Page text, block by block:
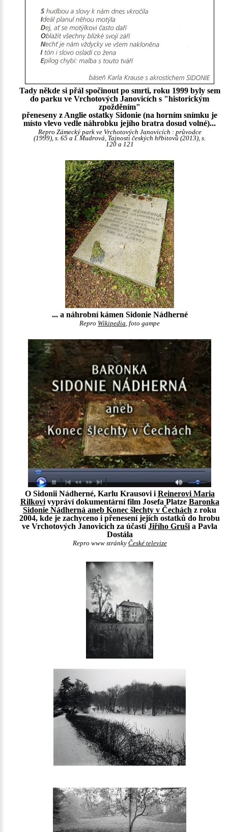
Tady někde si přál spočinout po smrti, roku 1999 byly sem
do parku ve Vrchotových Janovicích s "historickým
zpožděním"
přeneseny z Anglie ostatky Sidonie (na horním snímku je
místo vlevo vedle náhrobku jejího bratra dosud volné)...
Repro Zámecký park ve Vrchotových Janovicích : průvodce
(1999), s. 65 a I. Mudrová, Tajnosti českých hřbitovů (2013), s.
120 a 121
... a náhrobní kámen Sidonie Nádherné
Repro Wikipedia, foto gampe
O Sidonii Nádherné, Karlu Krausovi i Reinerovi Maria
Rilkovivypráví dokumentární film Josefa Platze Baronka
Sidonie Nádherná aneb Konec šlechty v Čechách z roku
2004, kde je zachyceno i přenesení jejích ostatků do hrobu
ve Vrchotových Janovicích za účasti Jiřího Gruši a Pavla
Dostála
Repro www stránky České televize